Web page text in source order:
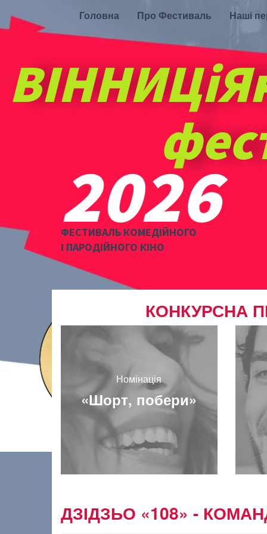
Головна Про Фестиваль Наші
2026
ФЕСТИВАЛЬ КОМЕДІЙНОГО
І ПАРОДІЙНОГО КІНО
КОНКУРСНА
Номінація
«Шорт, побери»
ДЗІДЗЬО «108» -